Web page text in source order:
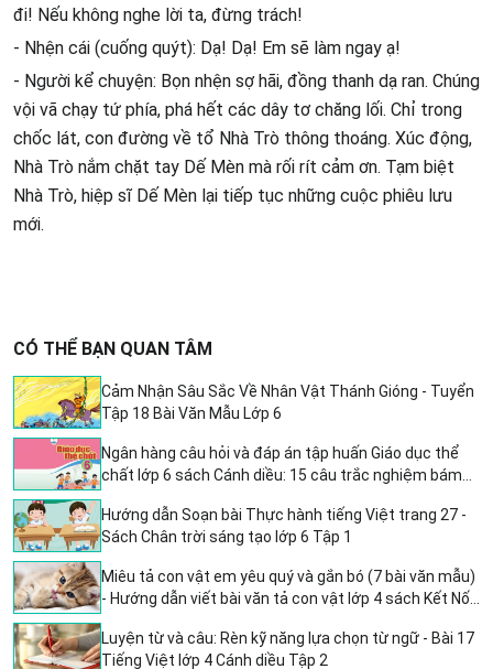
đi! Nếu không nghe lời ta, đừng trách!
- Nhện cái (cuống quýt): Dạ! Dạ! Em sẽ làm ngay ạ!
- Người kể chuyện: Bọn nhện sợ hãi, đồng thanh dạ ran. Chúng
vội vã chạy tứ phía, phá hết các dây tơ chăng lối. Chỉ trong
chốc lát, con đường về tổ Nhà Trò thông thoáng. Xúc động,
Nhà Trò nắm chặt tay Dế Mèn mà rối rít cảm ơn. Tạm biệt
Nhà Trò, hiệp sĩ Dế Mèn lại tiếp tục những cuộc phiêu lưu
mới.
CÓ THỂ BẠN QUAN TÂM
Cảm Nhận Sâu Sắc Về Nhân Vật Thánh Gióng - Tuyển
Tập 18 Bài Văn Mẫu Lớp 6
Ngân hàng câu hỏi và đáp án tập huấn Giáo dục thể
chất lớp 6 sách Cánh diều: 15 câu trắc nghiệm bám
Hướng dẫn Soạn bài Thực hành tiếng Việt trang 27 -
Sách Chân trời sáng tạo lớp 6 Tập 1
Miêu tả con vật em yêu quý và gắn bó (7 bài văn mẫu)
- Hướng dẫn viết bài văn tả con vật lớp 4 sách Kết Nối
Luyện từ và câu: Rèn kỹ năng lựa chọn từ ngữ - Bài 17
Tiếng Việt lớp 4 Cánh diều Tập 2